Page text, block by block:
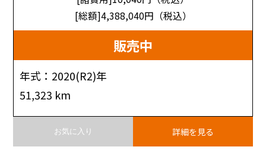
[総額]4,388,040円（税込）
販売中
年式：2020(R2)年
51,323 km
お気に入り 詳細を見る